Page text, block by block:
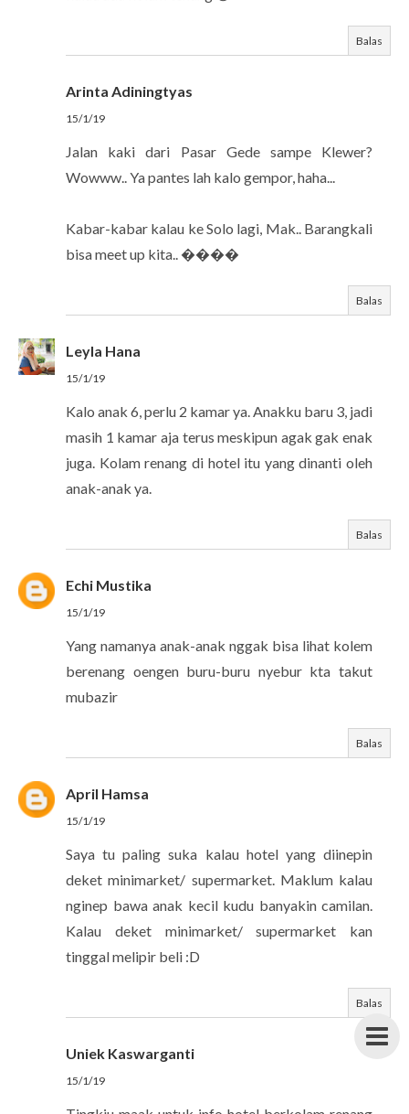
Balas
Arinta Adiningtyas
15/1/19
Jalan kaki dari Pasar Gede sampe Klewer?
Wowww.. Ya pantes lah kalo gempor, haha...
Kabar-kabar kalau ke Solo lagi, Mak.. Barangkali
bisa meet up kita.. ����
Balas
Leyla Hana
15/1/19
Kalo anak 6, perlu 2 kamar ya. Anakku baru 3, jadi
masih 1 kamar aja terus meskipun agak gak enak
juga. Kolam renang di hotel itu yang dinanti oleh
anak-anak ya.
Balas
Echi Mustika
15/1/19
Yang namanya anak-anak nggak bisa lihat kolem
berenang oengen buru-buru nyebur kta takut
mubazir
Balas
April Hamsa
15/1/19
Saya tu paling suka kalau hotel yang diinepin
deket minimarket/ supermarket. Maklum kalau
nginep bawa anak kecil kudu banyakin camilan.
Kalau deket minimarket/ supermarket kan
tinggal melipir beli :D
Balas
Uniek Kaswarganti
15/1/19